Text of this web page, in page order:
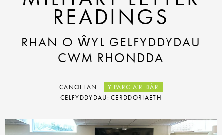
READINGS
RHAN O ŴYL GELFYDDYDAU
CWM RHONDDA
CANOLFAN:
Y PARC A'R DÂR
CELFYDDYDAU: CERDDORIAETH